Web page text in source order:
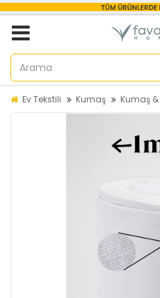
Ev Tekstili Kumaş Kumaş